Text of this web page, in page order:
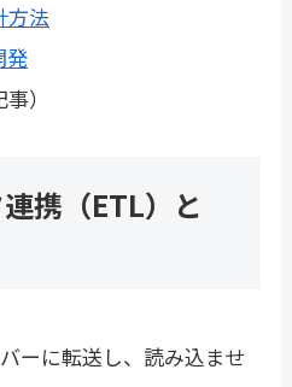
方法
発
）
携（ETL）と
ーに転送し、読み込ませ